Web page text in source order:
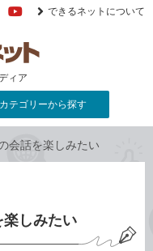
ィア
FacebookYouTube
できるネットについて
カテゴリーから探す
会話を楽しみたい
楽しみたい